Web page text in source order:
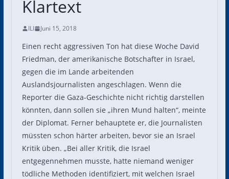
Klartext
ILI Juni 15, 2018
Einen recht aggressiven Ton hat diese Woche David
Friedman, der amerikanische Botschafter in Israel,
gegen die im Lande arbeitenden
Auslandsjournalisten angeschlagen. Wenn die
Reporter die Gaza-Geschichte nicht richtig darstellen
könnten, dann sollen sie „ihren Mund halten“, meinte
der Diplomat. Ferner behauptete er, die Journalisten
müssten schon härter arbeiten, bevor sie an Israel
Kritik üben. „Bei aller Kritik, die Israel
entgegennehmen musste, hatte niemand weniger
tödliche Methoden identifiziert, mit welchen Israel